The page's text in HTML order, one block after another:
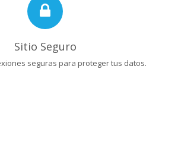
Sitio Seguro
seguras para proteger tus datos.